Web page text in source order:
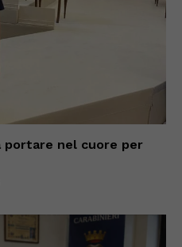
portare nel cuore per